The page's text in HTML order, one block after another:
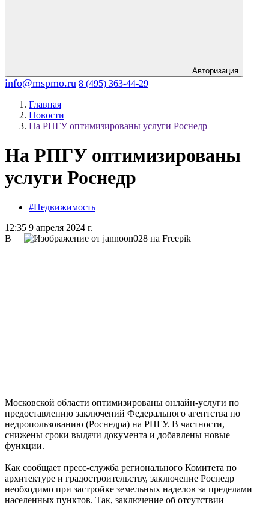
Авторизация
info@mspmo.ru 8 (495) 363-44-29
Главная
Новости
На РПГУ оптимизированы услуги Роснедр
На РПГУ оптимизированы
услуги Роснедр
#Недвижимость
12:35 9 апреля 2024 г.
В
Московской области оптимизированы онлайн-услуги по
предоставлению заключений Федерального агентства по
недропользованию (Роснедра) на РПГУ. В частности,
снижены сроки выдачи документа и добавлены новые
функции.
Как сообщает пресс-служба регионального Комитета по
архитектуре и градостроительству, заключение Роснедр
необходимо при застройке земельных наделов за пределами
населенных пунктов. Так, заключение об отсутствии